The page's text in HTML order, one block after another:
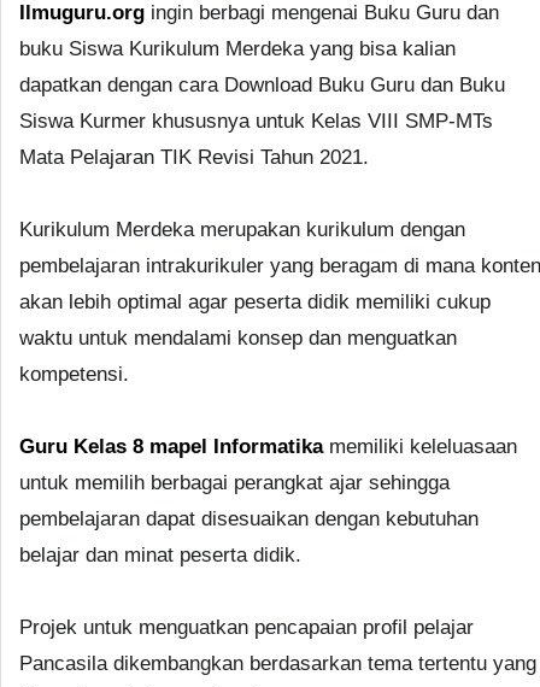
Ilmuguru.org ingin berbagi mengenai Buku Guru dan
buku Siswa Kurikulum Merdeka yang bisa kalian
dapatkan dengan cara Download Buku Guru dan Buku
Siswa Kurmer khususnya untuk Kelas VIII SMP-MTs
Mata Pelajaran TIK Revisi Tahun 2021.
Kurikulum Merdeka merupakan kurikulum dengan
pembelajaran intrakurikuler yang beragam di mana konten
akan lebih optimal agar peserta didik memiliki cukup
waktu untuk mendalami konsep dan menguatkan
kompetensi.
Guru Kelas 8 mapel Informatikamemiliki keleluasaan
untuk memilih berbagai perangkat ajar sehingga
pembelajaran dapat disesuaikan dengan kebutuhan
belajar dan minat peserta didik.
Projek untuk menguatkan pencapaian profil pelajar
Pancasila dikembangkan berdasarkan tema tertentu yang